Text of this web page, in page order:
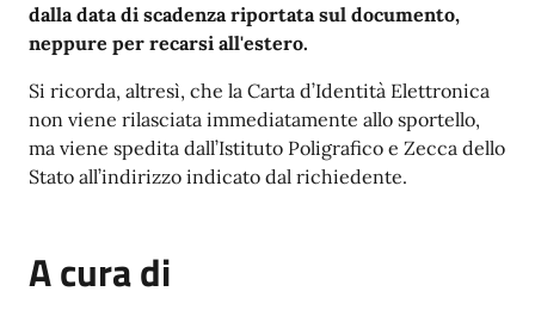
dalla data di scadenza riportata sul documento,
neppure per recarsi all'estero.
Si ricorda, altresì, che la Carta d’Identità Elettronica
non viene rilasciata immediatamente allo sportello,
ma viene spedita dall’Istituto Poligrafico e Zecca dello
Stato all’indirizzo indicato dal richiedente.
A cura di